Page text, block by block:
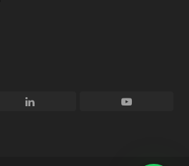
LinkedIn Youtube